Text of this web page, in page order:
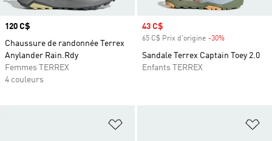
Prix
120 C$
Chaussure de randonnée Terrex
Anylander Rain.Rdy
Femmes TERREX
4 couleurs
Prix soldé
43 C$
65 C$ Prix d'origine -30%
Sandale Terrex Captain Toey 2.0
Enfants TERREX
Ajouter à la Liste de produits